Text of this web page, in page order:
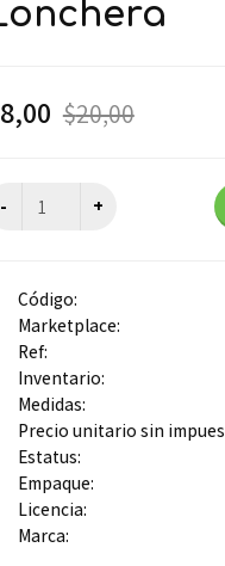
lonchera
8,00 $20,00
Código:
Marketplace:
Ref:
Inventario:
Medidas:
Precio unitario sin
Estatus:
Empaque:
Licencia:
Marca: